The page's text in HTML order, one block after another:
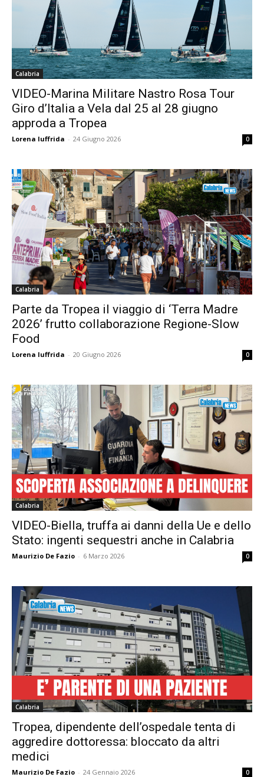
Calabria
VIDEO-Marina Militare Nastro Rosa Tour
Giro d’Italia a Vela dal 25 al 28 giugno
approda a Tropea
Lorena Iuffrida - 24 Giugno 2026 0
Calabria
Parte da Tropea il viaggio di ‘Terra Madre
2026’ frutto collaborazione Regione-Slow
Food
Lorena Iuffrida - 20 Giugno 2026 0
Calabria
VIDEO-Biella, truffa ai danni della Ue e dello
Stato: ingenti sequestri anche in Calabria
Maurizio De Fazio - 6 Marzo 2026 0
Calabria
Tropea, dipendente dell’ospedale tenta di
aggredire dottoressa: bloccato da altri
medici
Maurizio De Fazio - 24 Gennaio 2026 0